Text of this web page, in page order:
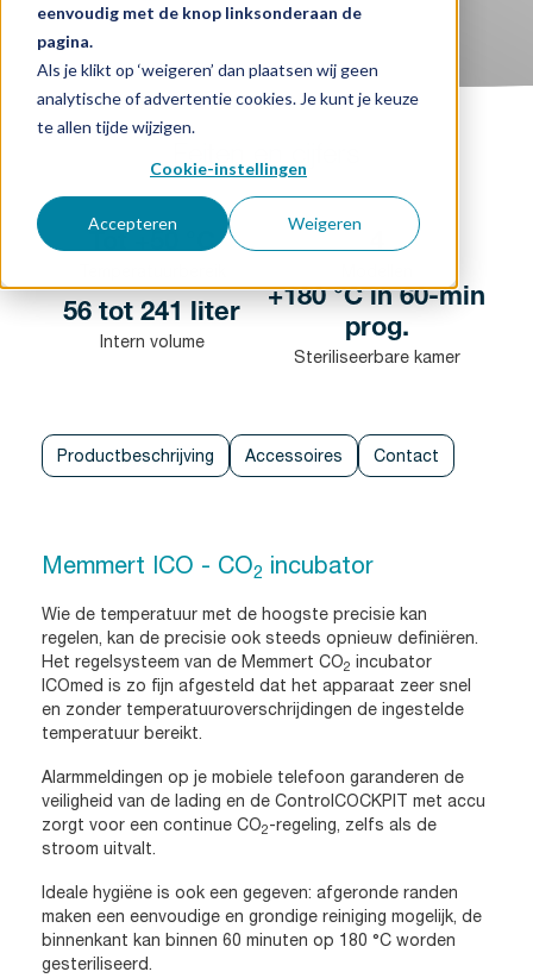
eenvoudig met de knop linksonderaan de
pagina.
Als je klikt op ‘weigeren’ dan plaatsen wij geen
analytische of advertentie cookies. Je kunt je keuze
te allen tijde wijzigen.
Cookie-instellingen
Accepteren Weigeren
Downloads
Werken bij
Tot +50 °C 4
56 tot 241 liter
Intern volume
+180 °C in 60-min
prog.
Steriliseerbare kamer
Productbeschrijving Accessoires Contact
Memmert ICO - CO2 incubator
Wie de temperatuur met de hoogste precisie kan
regelen, kan de precisie ook steeds opnieuw definiëren.
Het regelsysteem van de Memmert CO2 incubator
ICOmed is zo fijn afgesteld dat het apparaat zeer snel
en zonder temperatuuroverschrijdingen de ingestelde
temperatuur bereikt.
Alarmmeldingen op je mobiele telefoon garanderen de
veiligheid van de lading en de ControlCOCKPIT met accu
zorgt voor een continue CO2-regeling, zelfs als de
stroom uitvalt.
Ideale hygiëne is ook een gegeven: afgeronde randen
maken een eenvoudige en grondige reiniging mogelijk, de
binnenkant kan binnen 60 minuten op 180 °C worden
gesteriliseerd.